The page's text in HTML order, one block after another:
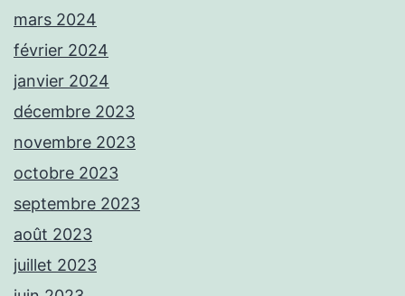
mars 2024
février 2024
janvier 2024
décembre 2023
novembre 2023
octobre 2023
septembre 2023
août 2023
juillet 2023